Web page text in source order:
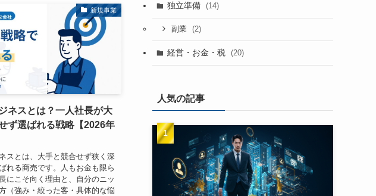
新規事業
ネスとは？一人社長が大
ず選ばれる戦略【2026年
スとは、大手と競合せず狭く深
れる商売です。人もお金も限ら
にこそ向く理由と、自分のニッ
（強み・絞った客・具体的な悩
独立準備 (14)
副業 (2)
経営・お金・税 (20)
人気の記事